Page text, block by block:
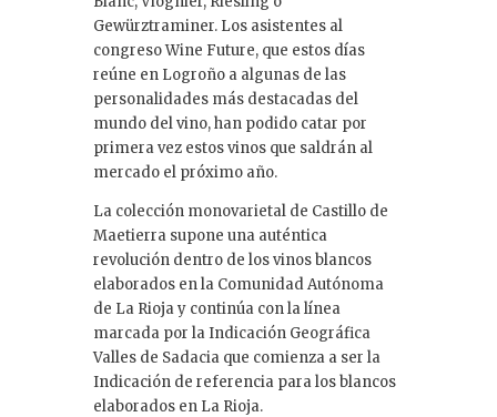
Gewürztraminer. Los asistentes al
congreso Wine Future, que estos días
reúne en Logroño a algunas de las
personalidades más destacadas del
mundo del vino, han podido catar por
primera vez estos vinos que saldrán al
mercado el próximo año.
La colección monovarietal de Castillo de
Maetierra supone una auténtica
revolución dentro de los vinos blancos
elaborados en la Comunidad Autónoma
de La Rioja y continúa con la línea
marcada por la Indicación Geográfica
Valles de Sadacia que comienza a ser la
Indicación de referencia para los blancos
elaborados en La Rioja.